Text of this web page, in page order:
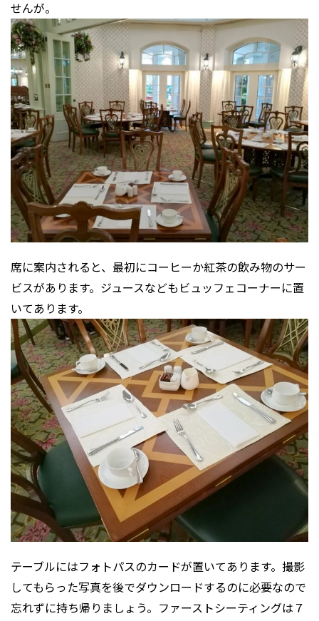
せんが。
席に案内されると、最初にコーヒーか紅茶の飲み物のサー
ビスがあります。ジュースなどもビュッフェコーナーに置
いてあります。
テーブルにはフォトパスのカードが置いてあります。撮影
してもらった写真を後でダウンロードするのに必要なので
忘れずに持ち帰りましょう。ファーストシーティングは７